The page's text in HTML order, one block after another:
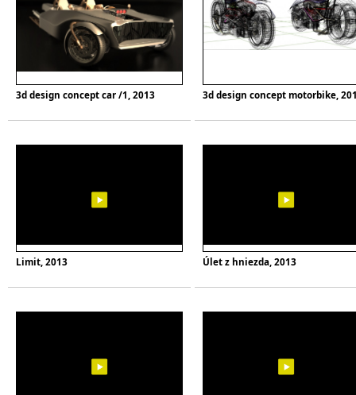
3d design concept car /1, 2013 3d design concept motorbike,
Limit, 2013 Úlet z hniezda, 2013